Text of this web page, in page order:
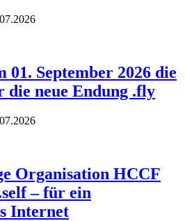
01. September 2026 die
die neue Endung .fly
Organisation HCCF
– für ein
Internet